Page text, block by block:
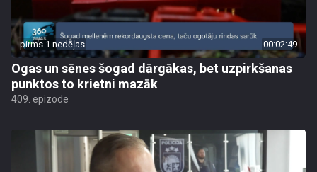
pirms 1 nedēļas 00:02:49
Ogas un sēnes šogad dārgākas, bet uzpirkšanas
punktos to krietni mazāk
409. epizode